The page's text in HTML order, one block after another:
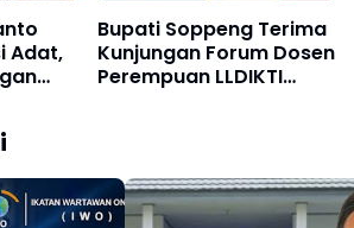
Adat,
Bupati Soppeng Terima
Kunjungan Forum Dosen
Perempuan LLDIKTI